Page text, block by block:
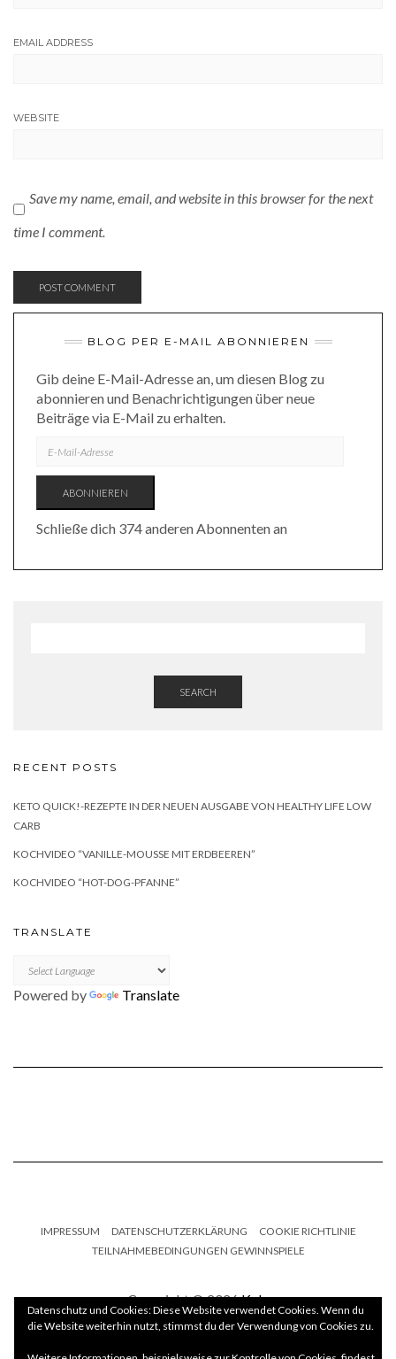
EMAIL ADDRESS
WEBSITE
Save my name, email, and website in this browser for the next
time I comment.
BLOG PER E-MAIL ABONNIEREN
Gib deine E-Mail-Adresse an, um diesen Blog zu
abonnieren und Benachrichtigungen über neue
Beiträge via E-Mail zu erhalten.
MAIL-
ABONNIEREN
Schließe dich 374 anderen Abonnenten an
SEARCH
RECENT POSTS
KETO QUICK!-REZEPTE IN DER NEUEN AUSGABE VON HEALTHY LIFE LOW
CARB
KOCHVIDEO “VANILLE-MOUSSE MIT ERDBEEREN”
KOCHVIDEO “HOT-DOG-PFANNE”
TRANSLATE
Powered by Translate
IMPRESSUM DATENSCHUTZERKLÄRUNG
COOKIE RICHTLINIE
TEILNAHMEBEDINGUNGEN GEWINNSPIELE
Copyright © 2026Kale
Kaleby LyraThemes.com.
Datenschutz und Cookies: Diese Website verwendet Cookies. Wenn du
die Website weiterhin nutzt, stimmst du der Verwendung von Cookies zu.